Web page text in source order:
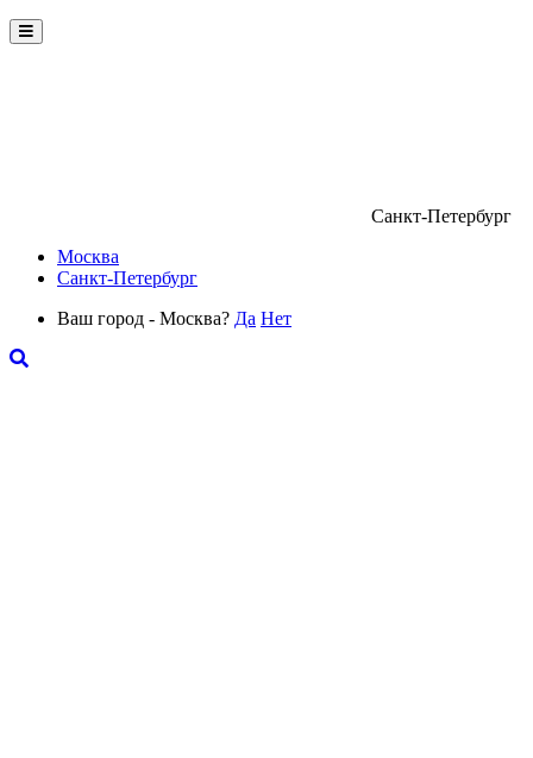
Menu
Санкт-Петербург
Москва
Санкт-Петербург
Ваш город - Москва? Да Нет